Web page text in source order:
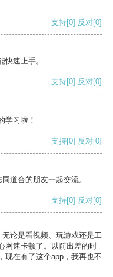
支持[0] 反对[0]
速上手。
支持[0] 反对[0]
学习啦！
支持[0] 反对[0]
道合的朋友一起交流。
支持[0] 反对[0]
论是看视频、玩游戏还是工
网速卡顿了。以前出差的时
现在有了这个app，我再也不